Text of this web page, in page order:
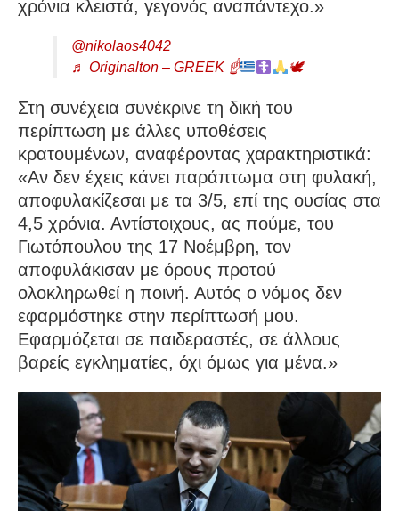
χρόνια κλειστά, γεγονός αναπάντεχο.»
@nikolaos4042
♬ Originalton – GREEK ☝
🕊
Στη συνέχεια συνέκρινε τη δική του
περίπτωση με άλλες υποθέσεις
κρατουμένων, αναφέροντας χαρακτηριστικά:
«Αν δεν έχεις κάνει παράπτωμα στη φυλακή,
αποφυλακίζεσαι με τα 3/5, επί της ουσίας στα
4,5 χρόνια. Αντίστοιχους, ας πούμε, του
Γιωτόπουλου της 17 Νοέμβρη, τον
αποφυλάκισαν με όρους προτού
ολοκληρωθεί η ποινή. Αυτός ο νόμος δεν
εφαρμόστηκε στην περίπτωσή μου.
Εφαρμόζεται σε παιδεραστές, σε άλλους
βαρείς εγκληματίες, όχι όμως για μένα.»